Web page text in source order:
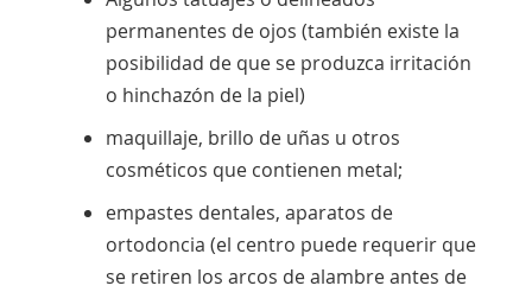
permanentes de ojos (también existe la
posibilidad de que se produzca irritación
o hinchazón de la piel)
maquillaje, brillo de uñas u otros
cosméticos que contienen metal;
empastes dentales, aparatos de
ortodoncia (el centro puede requerir que
se retiren los arcos de alambre antes de